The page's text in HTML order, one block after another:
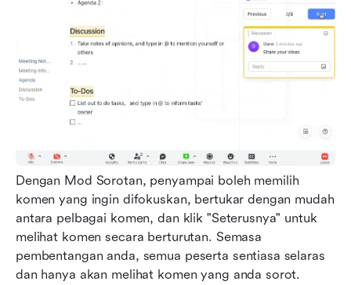
Dengan Mod Sorotan, penyampai boleh memilih
komen yang ingin difokuskan, bertukar dengan mudah
antara pelbagai komen, dan klik "Seterusnya" untuk
melihat komen secara berturutan. Semasa
pembentangan anda, semua peserta sentiasa selaras
dan hanya akan melihat komen yang anda sorot.